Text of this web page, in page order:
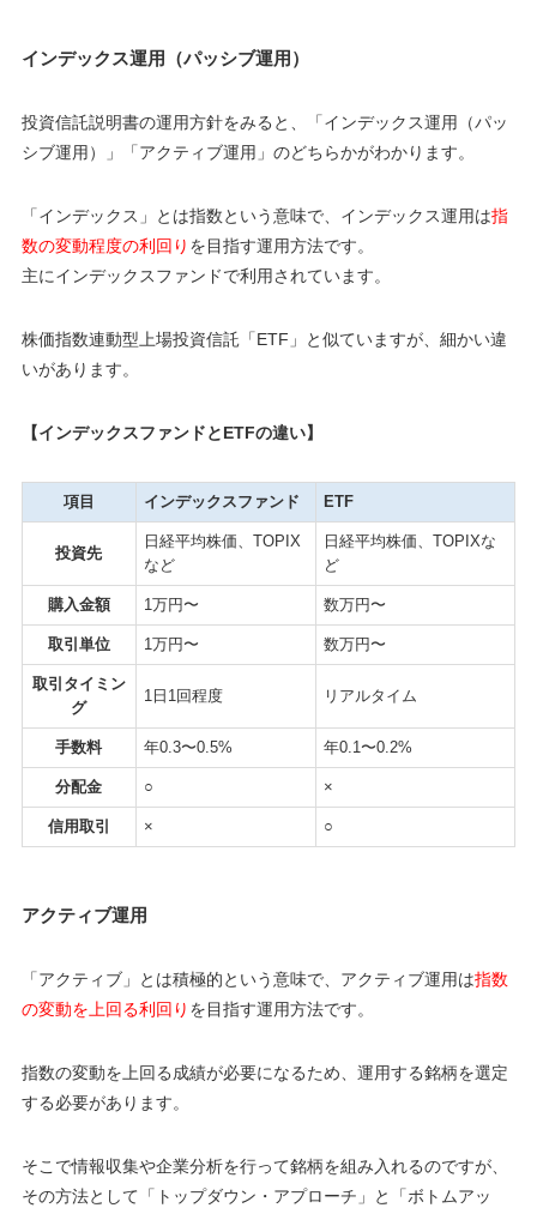
インデックス運用（パッシブ運用）
投資信託説明書の運用方針をみると、「インデックス運用（パッ
シブ運用）」「アクティブ運用」のどちらかがわかります。
「インデックス」とは指数という意味で、インデックス運用は指
数の変動程度の利回り を目指す運用方法です。
主にインデックスファンドで利用されています。
株価指数連動型上場投資信託「ETF」と似ていますが、細かい違
いがあります。
【インデックスファンドとETFの違い】
項目 インデックスファンド ETF
投資先
日経平均株価、TOPIX
など
日経平均株価、TOPIXな
ど
購入金額 1万円〜 数万円〜
取引単位 1万円〜 数万円〜
取引タイミン
グ
1日1回程度 リアルタイム
手数料 年0.3〜0.5% 年0.1〜0.2%
分配金 ○ ×
信用取引 × ○
アクティブ運用
「アクティブ」とは積極的という意味で、アクティブ運用は指数
の変動を上回る利回り を目指す運用方法です。
指数の変動を上回る成績が必要になるため、運用する銘柄を選定
する必要があります。
そこで情報収集や企業分析を行って銘柄を組み入れるのですが、
その方法として「トップダウン・アプローチ」と「ボトムアッ